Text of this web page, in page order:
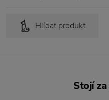
Hlídat produkt
Stojí za